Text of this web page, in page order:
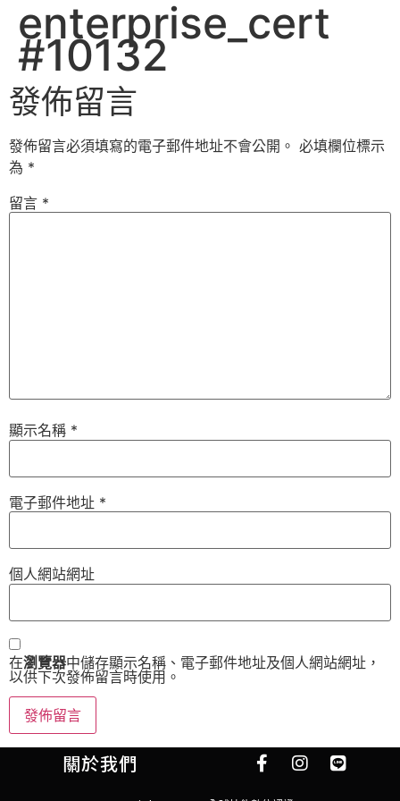
enterprise_cert
#10132
發佈留言
發佈留言必須填寫的電子郵件地址不會公開。 必填欄位標示
為 *
留言 *
顯示名稱 *
電子郵件地址 *
個人網站網址
在瀏覽器中儲存顯示名稱、電子郵件地址及個人網站網址，
以供下次發佈留言時使用。
關於我們